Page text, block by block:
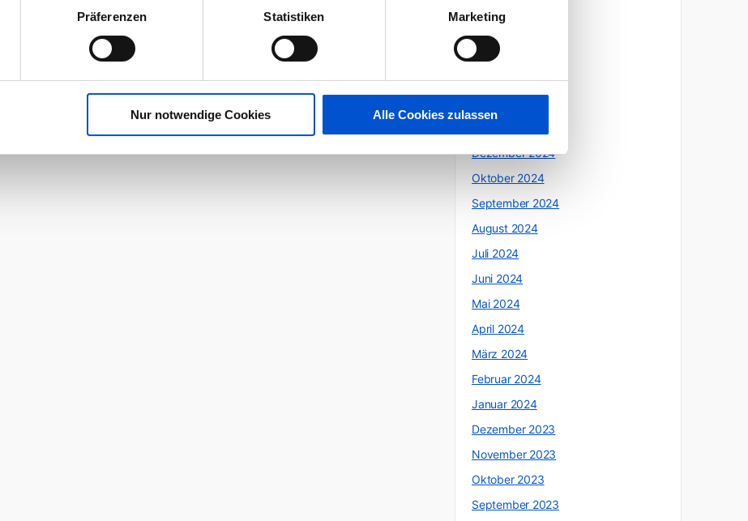
Präferenzen Statistiken Marketing
Nur notwendige Cookies Alle Cookies zulassen
Mai 2025
April 2025
März 2025
Dezember 2024
Oktober 2024
September 2024
August 2024
Juli 2024
Juni 2024
Mai 2024
April 2024
März 2024
Februar 2024
Januar 2024
Dezember 2023
November 2023
Oktober 2023
September 2023